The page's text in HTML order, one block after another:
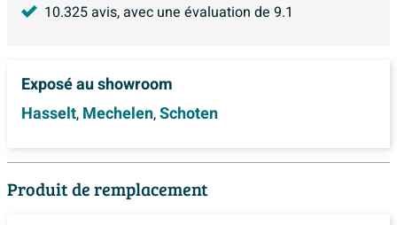
10.325avis, avec une évaluation de 9.1
Exposé au showroom
Hasselt, Mechelen,Schoten
Produit de remplacement